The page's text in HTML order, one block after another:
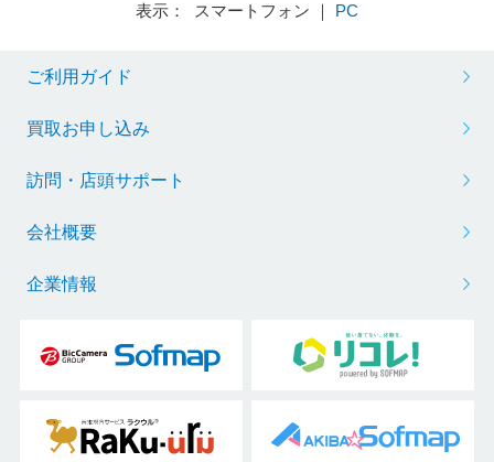
表示： スマートフォン ｜ PC
ご利用ガイド
買取お申し込み
訪問・店頭サポート
会社概要
企業情報